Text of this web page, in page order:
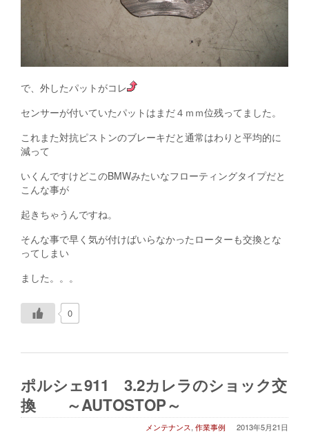
で、外したパットがコレ
センサーが付いていたパットはまだ４ｍｍ位残ってました。
これまた対抗ピストンのブレーキだと通常はわりと平均的に
減って
いくんですけどこのBMWみたいなフローティングタイプだと
こんな事が
起きちゃうんですね。
そんな事で早く気が付けばいらなかったローターも交換とな
ってしまい
ました。。。
0
ポルシェ911 3.2カレラのショック交
換 ～AUTOSTOP～
2013年5月21日
メンテナンス, 作業事例